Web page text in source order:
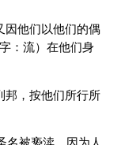
因他们以他们的偶
：流）在他们身
邦，按他们所行所